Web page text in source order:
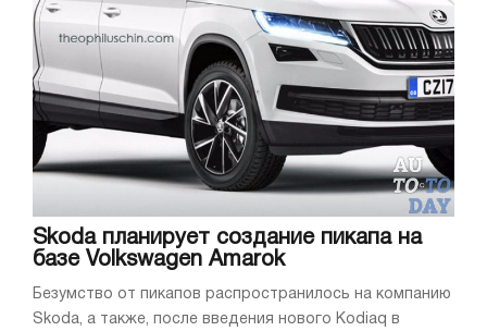
Skoda планирует создание пикапа на
базе Volkswagen Amarok
Безумство от пикапов распространилось на компанию
Skoda, а также, после введения нового Kodiaq в